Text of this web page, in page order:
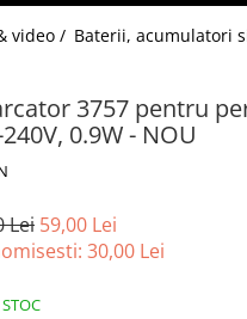
video / Baterii, acumulatori
3757 pentru
0.9W - NOU
Lei 59,00 Lei
30,00 Lei